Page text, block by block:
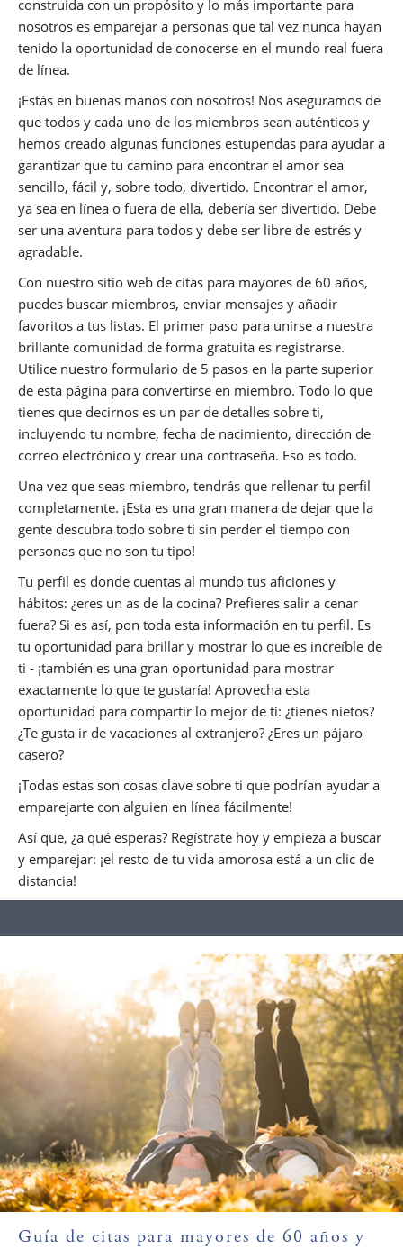
construida con un propósito y lo más importante para
nosotros es emparejar a personas que tal vez nunca hayan
tenido la oportunidad de conocerse en el mundo real fuera
de línea.
¡Estás en buenas manos con nosotros! Nos aseguramos de
que todos y cada uno de los miembros sean auténticos y
hemos creado algunas funciones estupendas para ayudar a
garantizar que tu camino para encontrar el amor sea
sencillo, fácil y, sobre todo, divertido. Encontrar el amor,
ya sea en línea o fuera de ella, debería ser divertido. Debe
ser una aventura para todos y debe ser libre de estrés y
agradable.
Con nuestro sitio web de citas para mayores de 60 años,
puedes buscar miembros, enviar mensajes y añadir
favoritos a tus listas. El primer paso para unirse a nuestra
brillante comunidad de forma gratuita es registrarse.
Utilice nuestro formulario de 5 pasos en la parte superior
de esta página para convertirse en miembro. Todo lo que
tienes que decirnos es un par de detalles sobre ti,
incluyendo tu nombre, fecha de nacimiento, dirección de
correo electrónico y crear una contraseña. Eso es todo.
Una vez que seas miembro, tendrás que rellenar tu perfil
completamente. ¡Esta es una gran manera de dejar que la
gente descubra todo sobre ti sin perder el tiempo con
personas que no son tu tipo!
Tu perfil es donde cuentas al mundo tus aficiones y
hábitos: ¿eres un as de la cocina? Prefieres salir a cenar
fuera? Si es así, pon toda esta información en tu perfil. Es
tu oportunidad para brillar y mostrar lo que es increíble de
ti - ¡también es una gran oportunidad para mostrar
exactamente lo que te gustaría! Aprovecha esta
oportunidad para compartir lo mejor de ti: ¿tienes nietos?
¿Te gusta ir de vacaciones al extranjero? ¿Eres un pájaro
casero?
¡Todas estas son cosas clave sobre ti que podrían ayudar a
emparejarte con alguien en línea fácilmente!
Así que, ¿a qué esperas? Regístrate hoy y empieza a buscar
y emparejar: ¡el resto de tu vida amorosa está a un clic de
distancia!
Guía de citas para mayores de 60 años y